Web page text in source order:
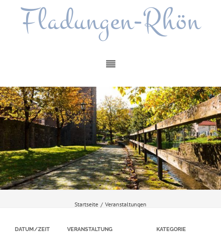
Fladungen-Rhön
Startseite / Veranstaltungen
DATUM/ZEIT VERANSTALTUNG KATEGORIE